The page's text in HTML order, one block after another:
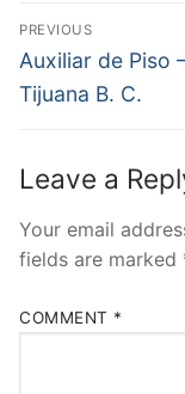
Post
navigation
PREVIOUS
Previous
post:
Auxiliar de Piso
Tijuana B. C.
Leave a
Your email
fields are marked
COMMENT *